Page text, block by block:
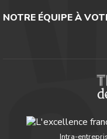
NOTRE ÉQUIPE À